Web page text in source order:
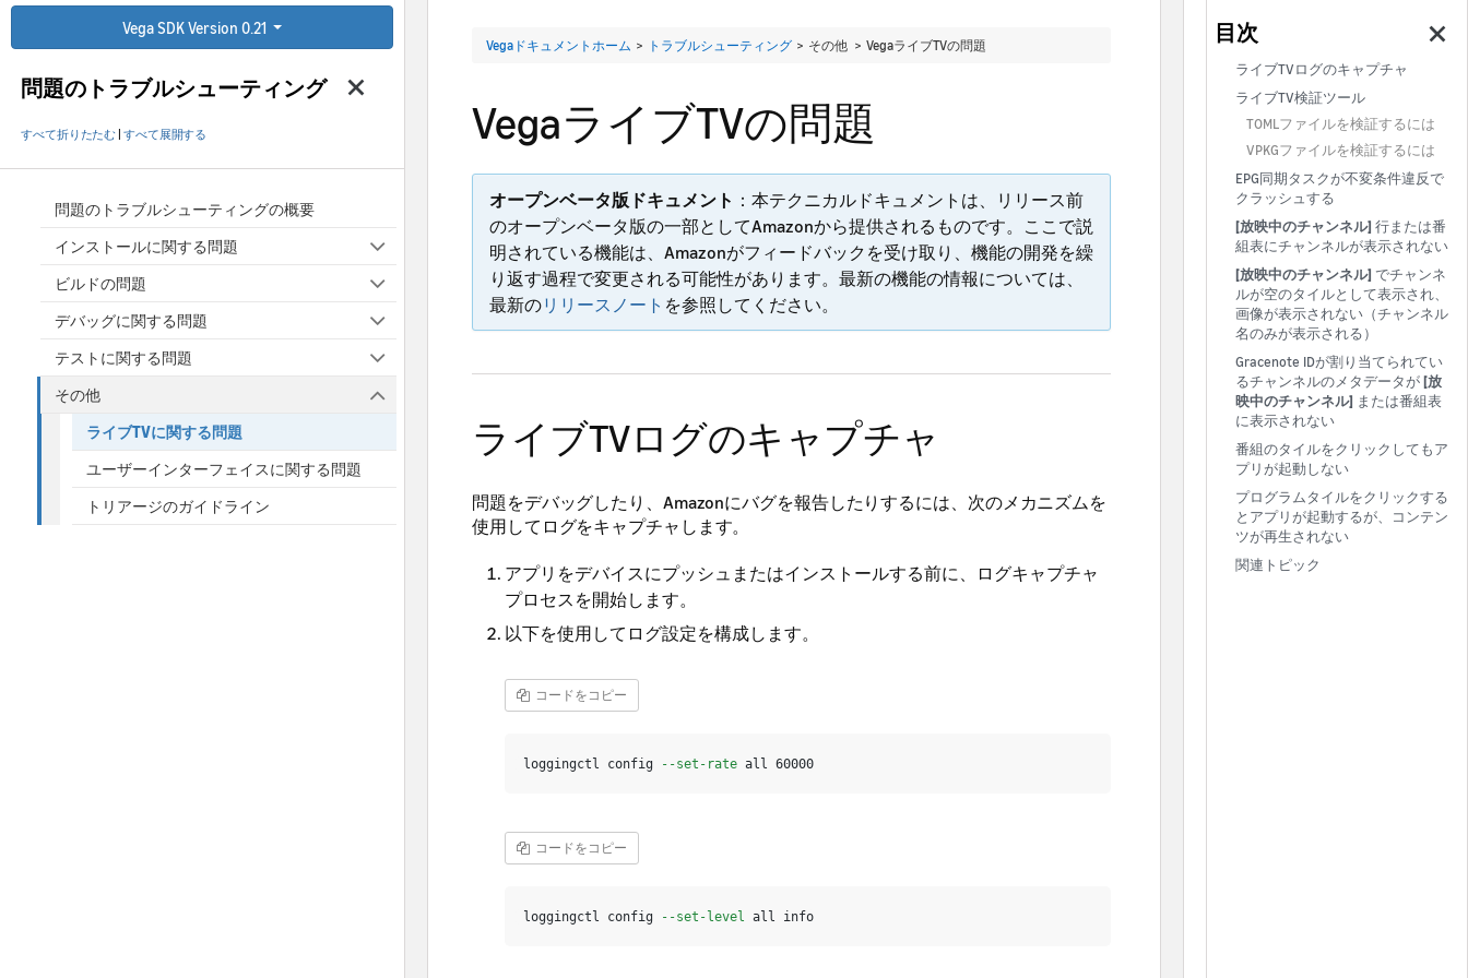
Vega SDK Version 0.21
問題のトラブルシューティング
すべて折りたたむ すべて展開する
問題のトラブルシューティングの概要
インストールに関する問題
ビルドの問題
デバッグに関する問題
テストに関する問題
その他
ライブTVに関する問題
ユーザーインターフェイスに関する問題
トリアージのガイドライン
Vegaドキュメントホーム > トラブルシューティング > その他 > VegaライブTVの問題
VegaライブTVの問題
オープンベータ版ドキュメント ：本テクニカルドキュメントは、リリース前
のオープンベータ版の一部としてAmazonから提供されるものです。ここで説
明されている機能は、Amazonがフィードバックを受け取り、機能の開発を繰
り返す過程で変更される可能性があります。最新の機能の情報については、
最新のリリースノート を参照してください。
ライブTVログのキャプチャ
問題をデバッグしたり、Amazonにバグを報告したりするには、次のメカニズムを
使用してログをキャプチャします。
アプリをデバイスにプッシュまたはインストールする前に、ログキャプチャ
プロセスを開始します。
以下を使用してログ設定を構成します。
コードをコピー
loggingctl config --set-rate
コードをコピー
loggingctl config --set-level
ライブTVログのキャプチャ
ライブTV検証ツール
TOMLファイルを検証するには
VPKGファイルを検証するには
EPG同期タスクが不変条件違反で
クラッシュする
[放映中のチャンネル] 行または番
組表にチャンネルが表示されない
[放映中のチャンネル] でチャンネ
ルが空のタイルとして表示され、
画像が表示されない（チャンネル
名のみが表示される）
Gracenote IDが割り当てられてい
るチャンネルのメタデータが [放
映中のチャンネル] または番組表
に表示されない
番組のタイルをクリックしてもア
プリが起動しない
プログラムタイルをクリックする
とアプリが起動するが、コンテン
ツが再生されない
関連トピック